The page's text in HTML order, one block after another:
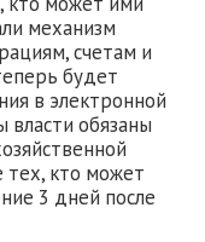
механизм
счетам и
будет
в электронной
обязаны
тех, кто может
3 дней после